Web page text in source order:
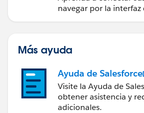
navegar por la interfaz
Más ayuda
Ayuda de Salesforce
Visite la Ayuda de
obtener asistencia y
adicionales.